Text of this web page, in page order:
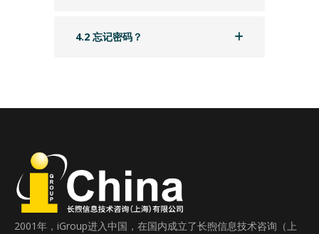
4.2 忘记密码？
2001年，iGroup进入中国，在国内成立了长煦信息技术咨询（上